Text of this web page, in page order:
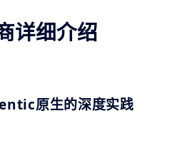
详细介绍
原生的深度实践